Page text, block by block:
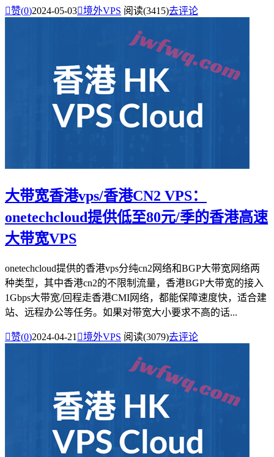
赞(0)2024-05-03境外VPS 阅读(3415)去评论
大带宽香港vps/香港CN2 VPS：
onetechcloud提供低至80元/季的香港高速
大带宽VPS
onetechcloud提供的香港vps分纯cn2网络和BGP大带宽网络两
种类型，其中香港cn2的不限制流量，香港BGP大带宽的接入
1Gbps大带宽/回程走香港CMI网络，都能保障速度快，适合建
站、远程办公等任务。如果对带宽大小要求不高的话...
赞(0)2024-04-21 境外VPS 阅读(3079)去评论